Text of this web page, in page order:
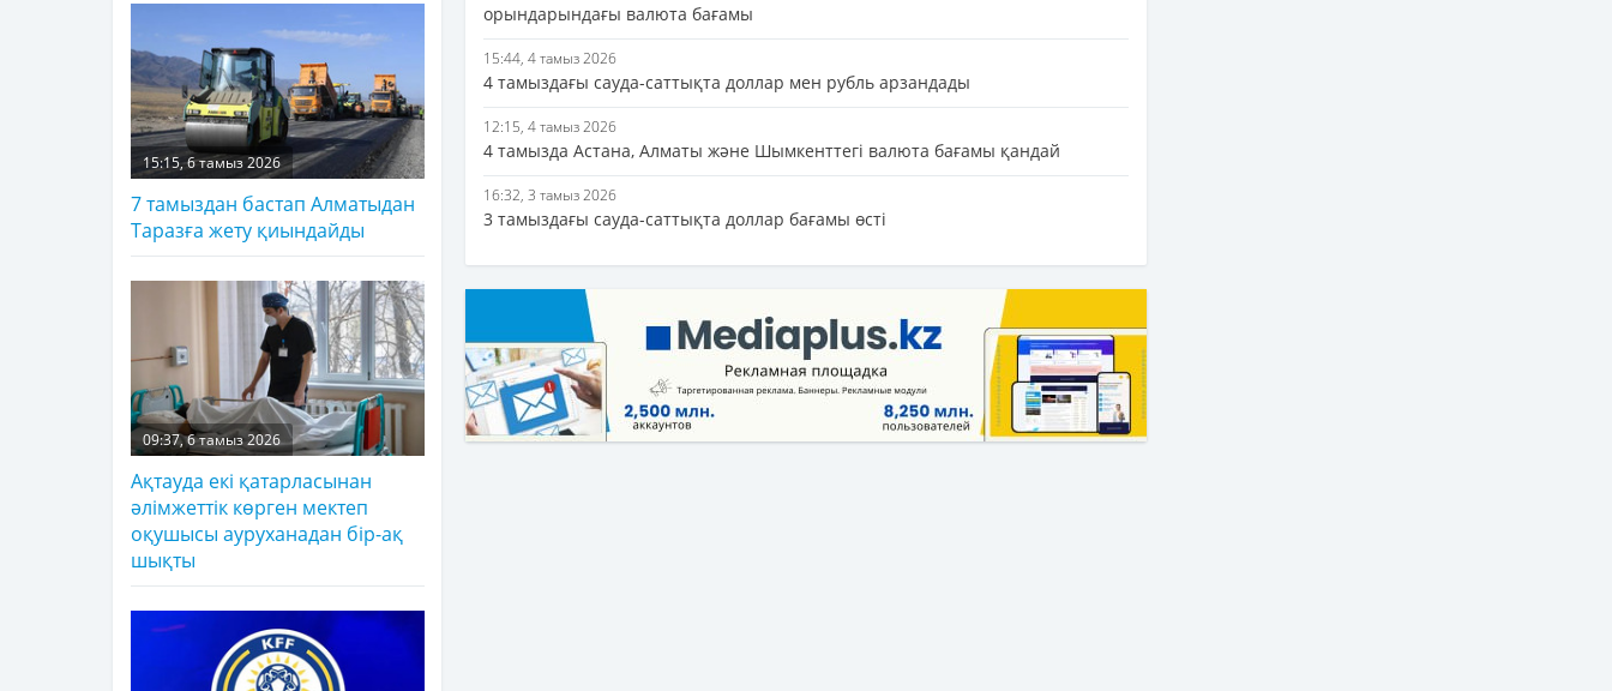
орындарындағы валюта бағамы
15:44, 4 тамыз 2026
4 тамыздағы сауда-саттықта доллар мен рубль арзандады
12:15, 4 тамыз 2026
4 тамызда Астана, Алматы және Шымкенттегі валюта бағамы қандай
16:32, 3 тамыз 2026
3 тамыздағы сауда-саттықта доллар бағамы өсті
15:15, 6 тамыз 2026
7 тамыздан бастап Алматыдан
Таразға жету қиындайды
09:37, 6 тамыз 2026
Ақтауда екі қатарласынан
әлімжеттік көрген мектеп
оқушысы ауруханадан бір-ақ
шықты